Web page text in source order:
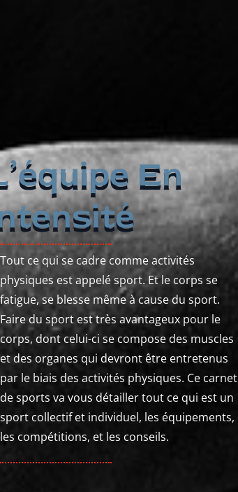
En
Tout ce qui se cadre comme activités
physiques est appelé sport. Et le corps se
fatigue, se blesse même à cause du sport.
Faire du sport est très avantageux pour le
corps, dont celui-ci se compose des muscles
et des organes qui devront être entretenus
par le biais des activités physiques. Ce carnet
de sports va vous détailler tout ce qui est un
sport collectif et individuel, les équipements,
les compétitions, et les conseils.